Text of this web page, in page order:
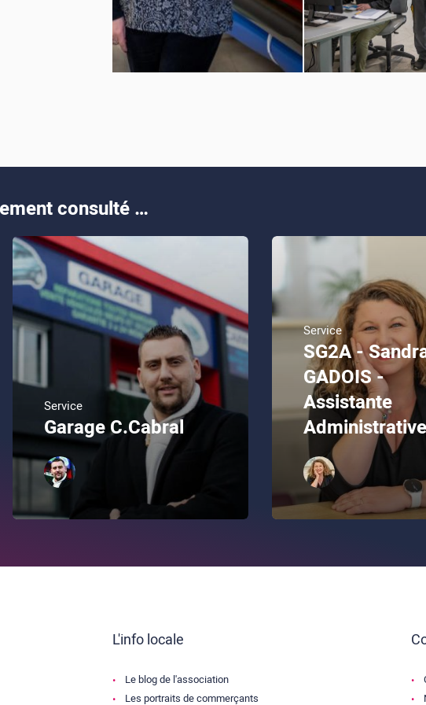
consulté …
Service
Garage C.Cabral
Service
SG2A -
GADOIS -
Assistante
Administrative
L'info locale
Le blog de l'association
Les portraits de commerçants